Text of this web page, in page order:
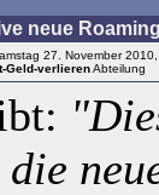
neue
27. November
Geld-verlierenAbteilung